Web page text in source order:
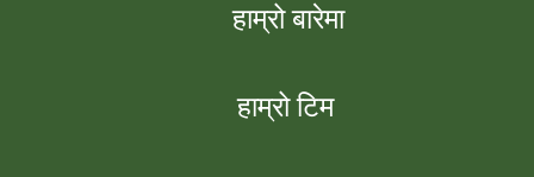
हाम्रो बारेमा
हाम्रो टिम